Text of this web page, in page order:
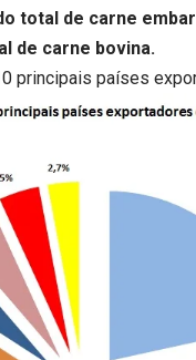
total de carne
de carne bovina.
principais países